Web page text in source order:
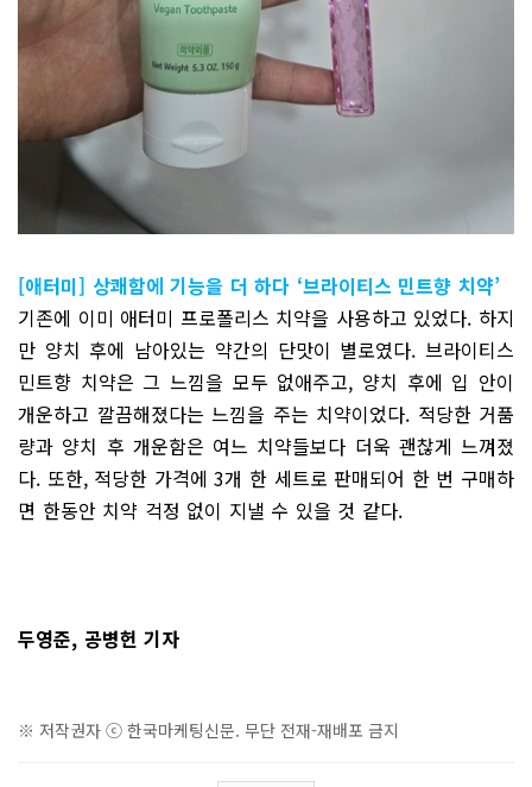
[애터미] 상쾌함에 기능을 더 하다 ‘브라이티스 민트향 치약’
기존에 이미 애터미 프로폴리스 치약을 사용하고 있었다. 하지
만 양치 후에 남아있는 약간의 단맛이 별로였다. 브라이티스
민트향 치약은 그 느낌을 모두 없애주고, 양치 후에 입 안이
개운하고 깔끔해졌다는 느낌을 주는 치약이었다. 적당한 거품
량과 양치 후 개운함은 여느 치약들보다 더욱 괜찮게 느껴졌
다. 또한, 적당한 가격에 3개 한 세트로 판매되어 한 번 구매하
면 한동안 치약 걱정 없이 지낼 수 있을 것 같다.
두영준, 공병헌 기자
※ 저작권자 ⓒ 한국마케팅신문. 무단 전재-재배포 금지